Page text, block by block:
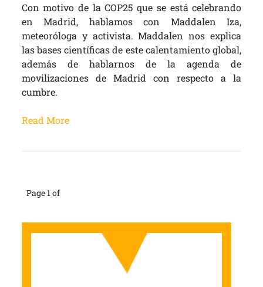
Con motivo de la COP25 que se está celebrando
en Madrid, hablamos con Maddalen Iza,
meteoróloga y activista. Maddalen nos explica
las bases científicas de este calentamiento global,
además de hablarnos de la agenda de
movilizaciones de Madrid con respecto a la
cumbre.
Read More
Page 1 of